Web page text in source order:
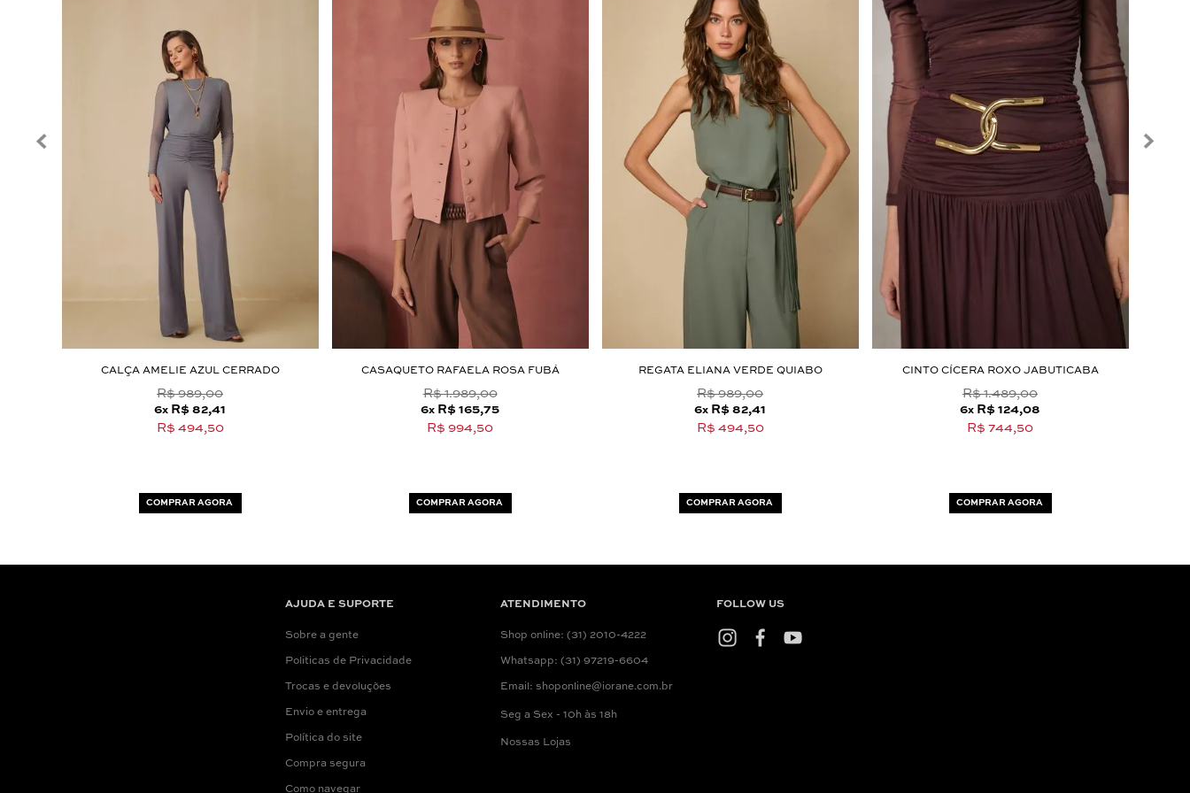
CALÇA AMELIE AZUL CERRADO
R$ 989,00
6x R$ 82,41
R$ 494,50
COMPRAR AGORA
CASAQUETO RAFAELA ROSA FUBÁ
R$ 1.989,00
6x R$ 165,75
R$ 994,50
COMPRAR AGORA
REGATA ELIANA VERDE QUIABO
R$ 989,00
6x R$ 82,41
R$ 494,50
COMPRAR AGORA
CINTO CÍCERA ROXO JABUTICABA
R$ 1.489,00
6x R$ 124,08
R$ 744,50
COMPRAR AGORA
AJUDA E SUPORTE
Sobre a gente
Politicas de Privacidade
Trocas e devoluções
Envio e entrega
Política do site
Compra segura
Como navegar
ATENDIMENTO
Shop online: (31) 2010-4222
Whatsapp: (31) 97219-6604
Email: shoponline@iorane.com.br
Seg a Sex - 10h às 18h
Nossas Lojas
FOLLOW US